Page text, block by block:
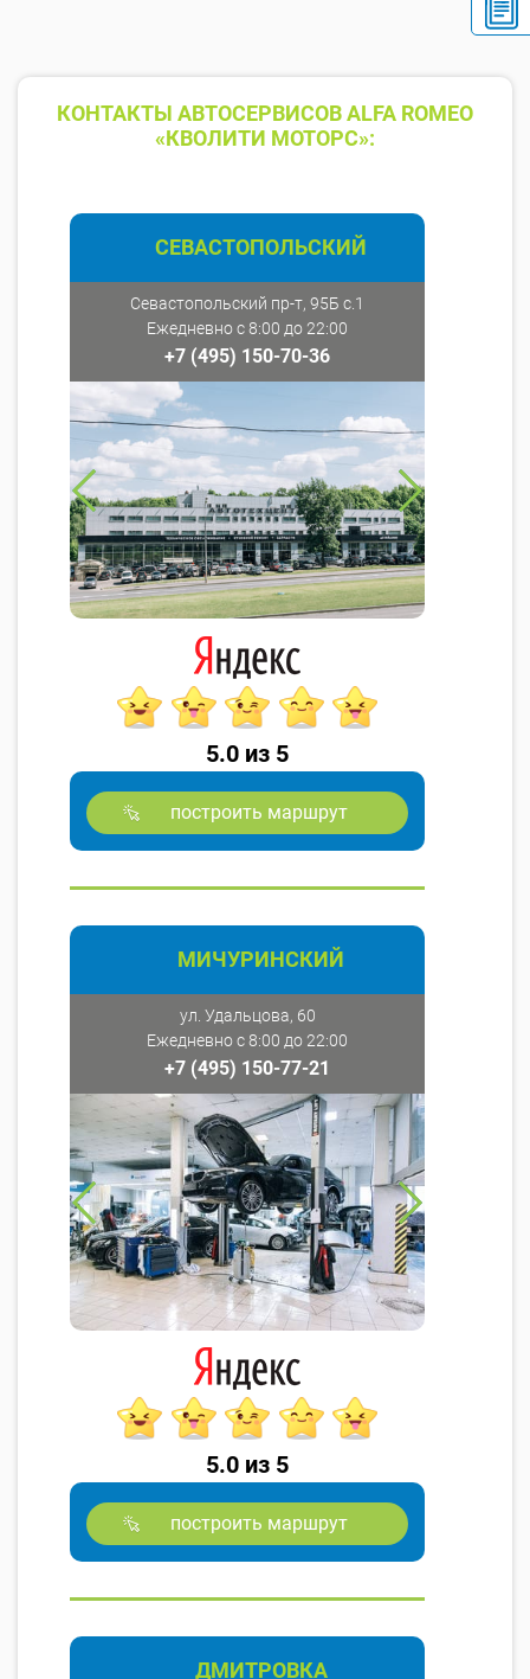
КОНТАКТЫ АВТОСЕРВИСОВ ALFA ROMEO
«КВОЛИТИ МОТОРС»:
СЕВАСТОПОЛЬСКИЙ
Севастопольский пр-т, 95Б с.1
Ежедневно с 8:00 до 22:00
+7 (495) 150-70-36
5.0 из 5
построить маршрут
МИЧУРИНСКИЙ
ул. Удальцова, 60
Ежедневно с 8:00 до 22:00
+7 (495) 150-77-21
5.0 из 5
построить маршрут
ДМИТРОВКА